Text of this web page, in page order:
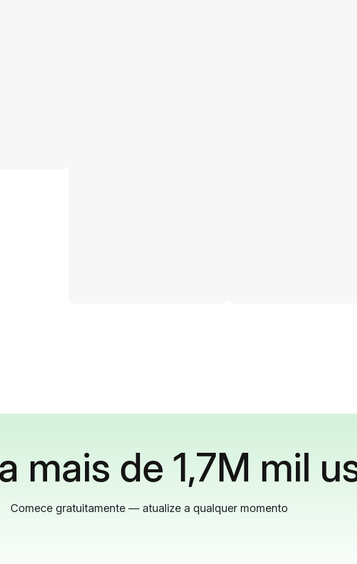
mais de 1,7M mil
Comece gratuitamente — atualize a qualquer momento